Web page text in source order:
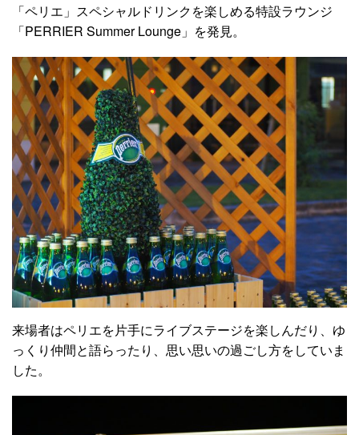
「ペリエ」スペシャルドリンクを楽しめる特設ラウンジ
「PERRIER Summer Lounge」を発見。
来場者はペリエを片手にライブステージを楽しんだり、ゆ
っくり仲間と語らったり、思い思いの過ごし方をしていま
した。